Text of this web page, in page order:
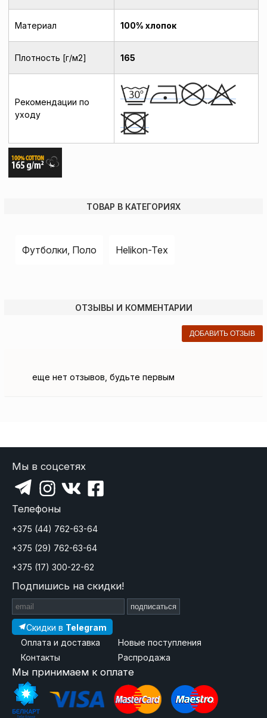
Материал 100% хлопок
Плотность [г/м2] 165
Рекомендации по
уходу
ТОВАР В КАТЕГОРИЯХ
Футболки, Поло Helikon-Tex
ОТЗЫВЫ И КОММЕНТАРИИ
ДОБАВИТЬ ОТЗЫВ
еще нет отзывов, будьте первым
Мы в соцсетях
Телефоны
+375 (44) 762-63-64
+375 (29) 762-63-64
+375 (17) 300-22-62
Подпишись на скидки!
подписаться
Скидки в Telegram
Оплата и доставка
Контакты
Новые поступления
Распродажа
Мы принимаем к оплате